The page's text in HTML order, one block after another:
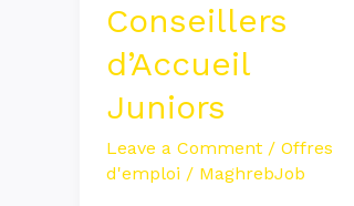
Conseillers
d’Accueil
Juniors
Leave a Comment / Offres
d'emploi / MaghrebJob
des
d’Accueil
Juniors